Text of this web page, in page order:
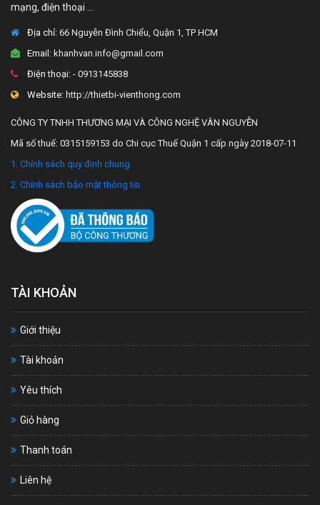
mạng, điện thoại ...
Địa chỉ: 66 Nguyễn Đình Chiểu, Quận 1, TP HCM
Email: khanhvan.info@gmail.com
Điện thoại: - 0913145838
Website: http://thietbi-vienthong.com
CÔNG TY TNHH THƯƠNG MẠI VÀ CÔNG NGHỆ VÂN NGUYỄN
Mã số thuế: 0315159153 do Chi cục Thuế Quận 1 cấp ngày 2018-07-11
1. Chính sách quy định chung
2. Chính sách bảo mật thông tin
TÀI KHOẢN
Giới thiệu
Tài khoản
Yêu thích
Giỏ hàng
Thanh toán
Liên hệ